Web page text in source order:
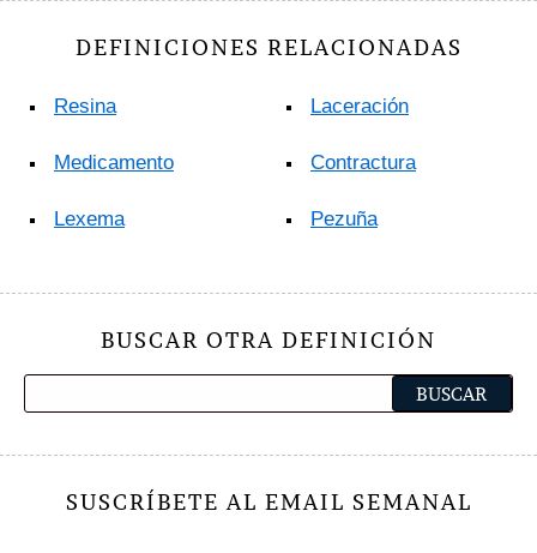
DEFINICIONES RELACIONADAS
Resina
Medicamento
Lexema
Laceración
Contractura
Pezuña
BUSCAR OTRA DEFINICIÓN
SUSCRÍBETE AL EMAIL SEMANAL